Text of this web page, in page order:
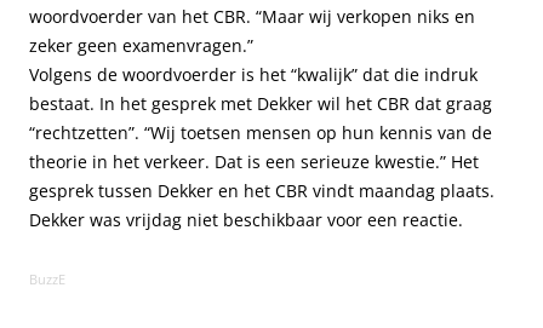
woordvoerder van het CBR. “Maar wij verkopen niks en
zeker geen examenvragen.”
Volgens de woordvoerder is het “kwalijk” dat die indruk
bestaat. In het gesprek met Dekker wil het CBR dat graag
“rechtzetten”. “Wij toetsen mensen op hun kennis van de
theorie in het verkeer. Dat is een serieuze kwestie.” Het
gesprek tussen Dekker en het CBR vindt maandag plaats.
Dekker was vrijdag niet beschikbaar voor een reactie.
BuzzE